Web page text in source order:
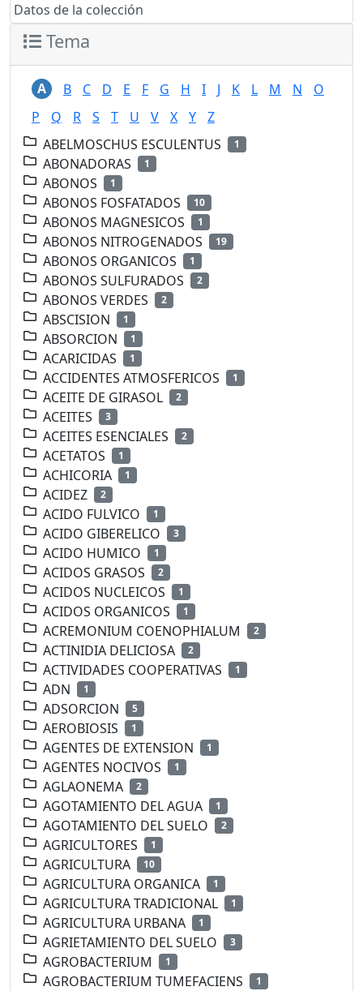
Datos de la colección
Tema
A B C D E F G H I J K L M N
O
P
Q R S T U V X Y
Z
ABELMOSCHUS ESCULENTUS
1
ABONADORAS 1
ABONOS 1
ABONOS FOSFATADOS 10
ABONOS MAGNESICOS 1
ABONOS NITROGENADOS 19
ABONOS ORGANICOS 1
ABONOS SULFURADOS 2
ABONOS VERDES 2
ABSCISION 1
ABSORCION 1
ACARICIDAS 1
ACCIDENTES ATMOSFERICOS 1
ACEITE DE GIRASOL 2
ACEITES 3
ACEITES ESENCIALES 2
ACETATOS 1
ACHICORIA 1
ACIDEZ 2
ACIDO FULVICO 1
ACIDO GIBERELICO 3
ACIDO HUMICO 1
ACIDOS GRASOS 2
ACIDOS NUCLEICOS 1
ACIDOS ORGANICOS 1
ACREMONIUM COENOPHIALUM 2
ACTINIDIA DELICIOSA 2
ACTIVIDADES COOPERATIVAS 1
ADN 1
ADSORCION 5
AEROBIOSIS 1
AGENTES DE EXTENSION 1
AGENTES NOCIVOS 1
AGLAONEMA 2
AGOTAMIENTO DEL AGUA 1
AGOTAMIENTO DEL SUELO 2
AGRICULTORES 1
AGRICULTURA 10
AGRICULTURA ORGANICA 1
AGRICULTURA TRADICIONAL 1
AGRICULTURA URBANA 1
AGRIETAMIENTO DEL SUELO 3
AGROBACTERIUM 1
AGROBACTERIUM TUMEFACIENS 1